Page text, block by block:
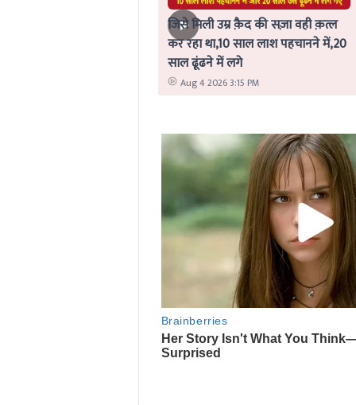
जिसे मिली उम्र क़ैद की सज़ा वही क़त्ल
कर रहा था,10 साल लाश पहचानने में,20
साल ढूंढने में लगे
Aug 4 2026 3:15 PM